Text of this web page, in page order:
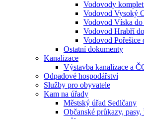
Vodovody
Vodovod Vysoký
Vodovod Víska
Vodovod Hrabří
Vodovod Pořešice
Ostatní dokumenty
Kanalizace
Výstavba kanalizace a
Odpadové hospodářství
Služby pro obyvatele
Kam na úřady
Městský úřad Sedlčany
Občanské průkazy,